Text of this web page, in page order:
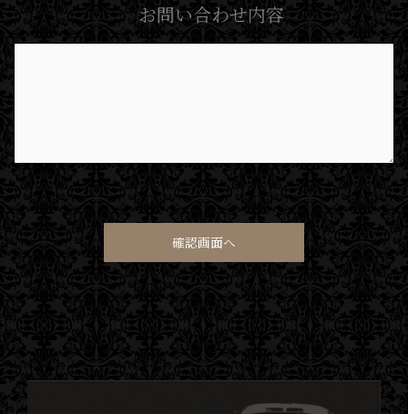
お問い合わせ内容